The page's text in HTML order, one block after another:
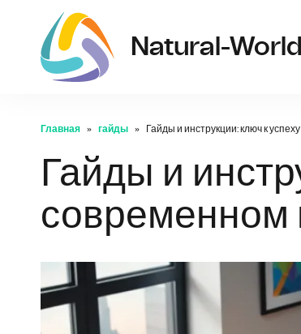
Natural-
Главная гайды Гайды и инструкции: ключ к
Гайды и